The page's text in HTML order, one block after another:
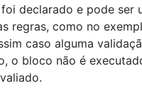
declarado e pode ser
regras, como no
caso alguma
o bloco não é